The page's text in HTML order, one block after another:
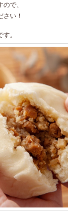
で、
い！
。